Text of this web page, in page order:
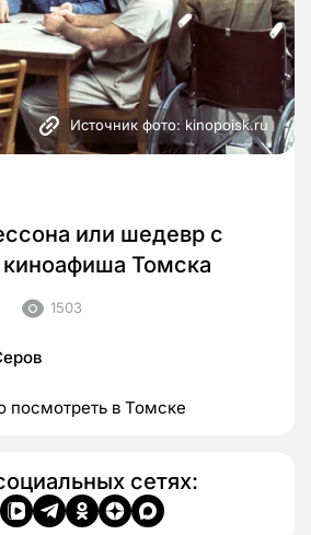
Источник фото: kinopoisk.ru
или шедевр с
Томска
1503
посмотреть в Томске
сетях: